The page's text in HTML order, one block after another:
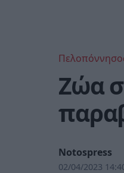
Ζώα
Notospress
02/04/2023